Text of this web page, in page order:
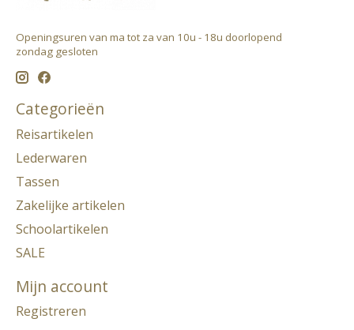
Openingsuren van ma tot za van 10u - 18u doorlopend ​
zondag gesloten
Categorieën
Reisartikelen
Lederwaren
Tassen
Zakelijke artikelen
Schoolartikelen
SALE
Mijn account
Registreren